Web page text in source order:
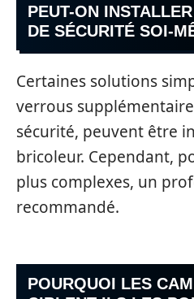
PEUT-ON
DE SÉCURITÉ SOI-
Certaines solutions
verrous
sécurité, peuvent être
bricoleur. Cependant,
plus complexes, un
recommandé.
POURQUOI LES